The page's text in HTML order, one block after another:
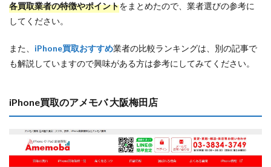
各買取業者の特徴やポイントをまとめたので、業者選びの参考に
してください。
また、 iPhone買取おすすめ業者の比較ランキングは、別の記事で
も解説していますので興味がある方は参考にしてみてください。
iPhone買取のアメモバ 大阪梅田店